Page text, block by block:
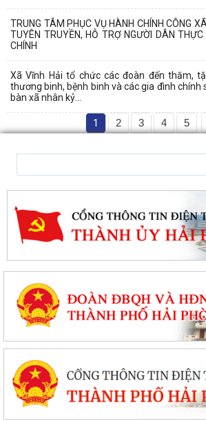
TRUNG TÂM PHỤC VỤ HÀNH CHÍNH CÔNG
TUYÊN TRUYỀN, HỖ TRỢ NGƯỜI DÂN
CHÍNH
Xã Vĩnh Hải tổ chức các đoàn đến thăm,
thương binh, bệnh binh và các gia đình chính
bàn xã nhân kỷ...
1 2 3 4 5